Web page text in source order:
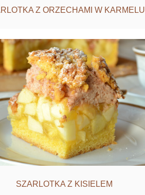
Z ORZECHAMI W KARMELU
SZARLOTKA Z KISIELEM